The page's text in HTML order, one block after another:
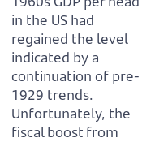
in the US had
regained the level
indicated by a
continuation of pre-
1929 trends.
Unfortunately, the
fiscal boost from